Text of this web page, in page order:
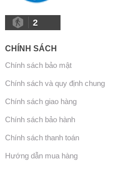
2
CHÍNH SÁCH
Chính sách bảo mật
Chính sách và quy định chung
Chính sách giao hàng
Chính sách bảo hành
Chính sách thanh toán
Hướng dẫn mua hàng